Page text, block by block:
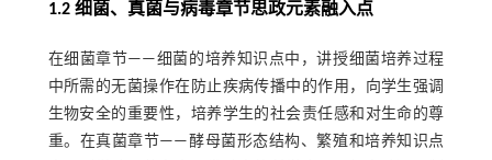
1.2 细菌、真菌与病毒章节思政元素融入点
在细菌章节——细菌的培养知识点中，讲授细菌培养过程
中所需的无菌操作在防止疾病传播中的作用，向学生强调
生物安全的重要性，培养学生的社会责任感和对生命的尊
重。在真菌章节——酵母菌形态结构、繁殖和培养知识点